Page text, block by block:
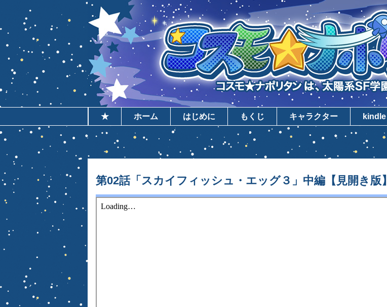
★ ホーム はじめに もくじ キャラクター kindle
第02話「スカイフィッシュ・エッグ３」中編【見開き版】